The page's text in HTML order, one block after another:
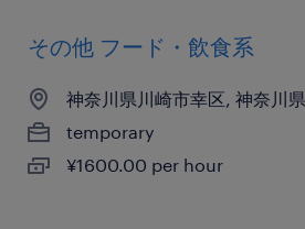
その他 フード・飲食系
神奈川県川崎市幸区, 神奈川県
temporary
¥1600.00 per hour